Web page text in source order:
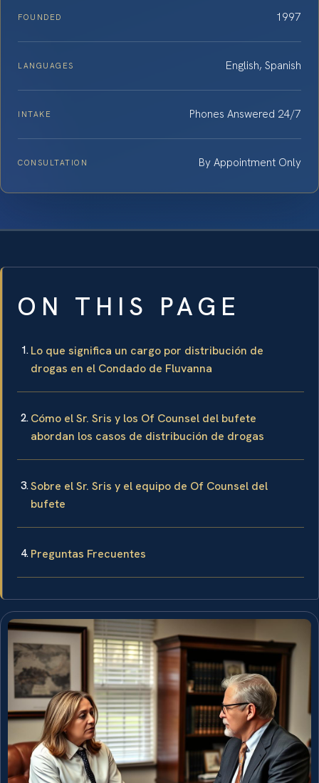
FOUNDED 1997
LANGUAGES English, Spanish
INTAKE Phones Answered 24/7
CONSULTATION By Appointment Only
ON THIS PAGE
Lo que significa un cargo por distribución de
drogas en el Condado de Fluvanna
Cómo el Sr. Sris y los Of Counsel del bufete
abordan los casos de distribución de drogas
Sobre el Sr. Sris y el equipo de Of Counsel del
bufete
Preguntas Frecuentes